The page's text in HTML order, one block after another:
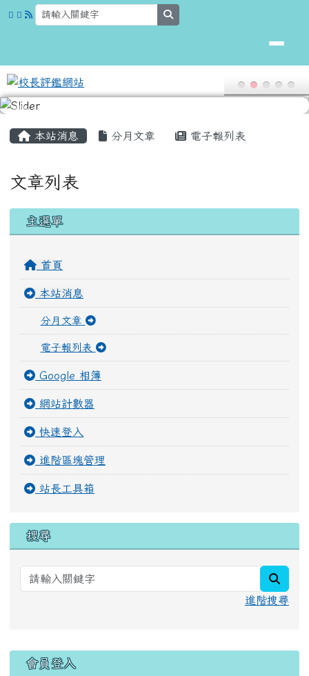
跳至主內容區
校長評鑑網站
本站消息 分月文章 電子報列表
文章列表
左邊區域內容
主選單
首頁
本站消息
分月文章
電子報列表
Google 相簿
網站計數器
快速登入
進階區塊管理
站長工具箱
搜尋
進階搜尋
右邊區域內容
會員登入